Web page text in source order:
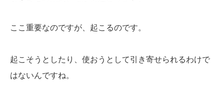
ここ重要なのですが、起こるのです。
起こそうとしたり、使おうとして引き寄せられるわけで
はないんですね。